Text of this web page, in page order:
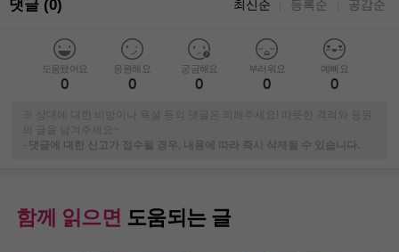
댓글 (0) 최신순 등록순 공감순
도움됐어요
0
응원해요
0
궁금해요
0
부러워요
0
예뻐요
0
※ 상대에 대한 비방이나 욕설 등의 댓글은 피해주세요! 따뜻한 격려와 응원
-
댓글에 대한 신고가 접수될 경우, 내용에 따라 즉시 삭제될 수 있습니다.
함께 읽으면 도움되는 글